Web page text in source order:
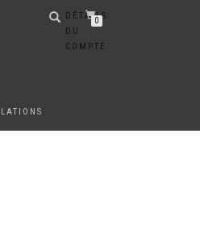
DÉTAILS
DU
COMPTE
0